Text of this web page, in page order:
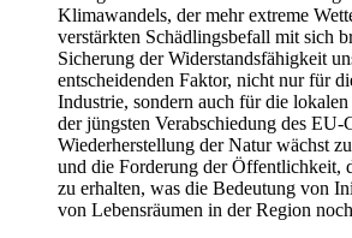
Klimawandels, der mehr extreme
verstärkten Schädlingsbefall mit sich
Sicherung der Widerstandsfähigkeit
entscheidenden Faktor, nicht nur für
Industrie, sondern auch für die
der jüngsten Verabschiedung des EU-
Wiederherstellung der Natur wächst
und die Forderung der Öffentlichkeit,
zu erhalten, was die Bedeutung von
von Lebensräumen in der Region